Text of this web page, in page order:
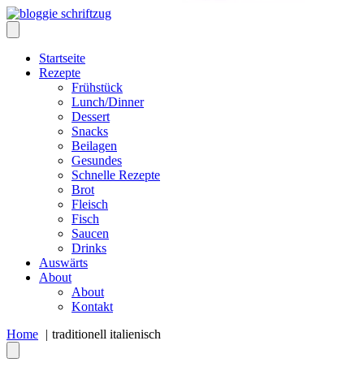
Startseite
Rezepte
Frühstück
Lunch/Dinner
Dessert
Snacks
Beilagen
Gesundes
Schnelle Rezepte
Brot
Fleisch
Fisch
Saucen
Drinks
Auswärts
About
About
Kontakt
Home
traditionell italienisch